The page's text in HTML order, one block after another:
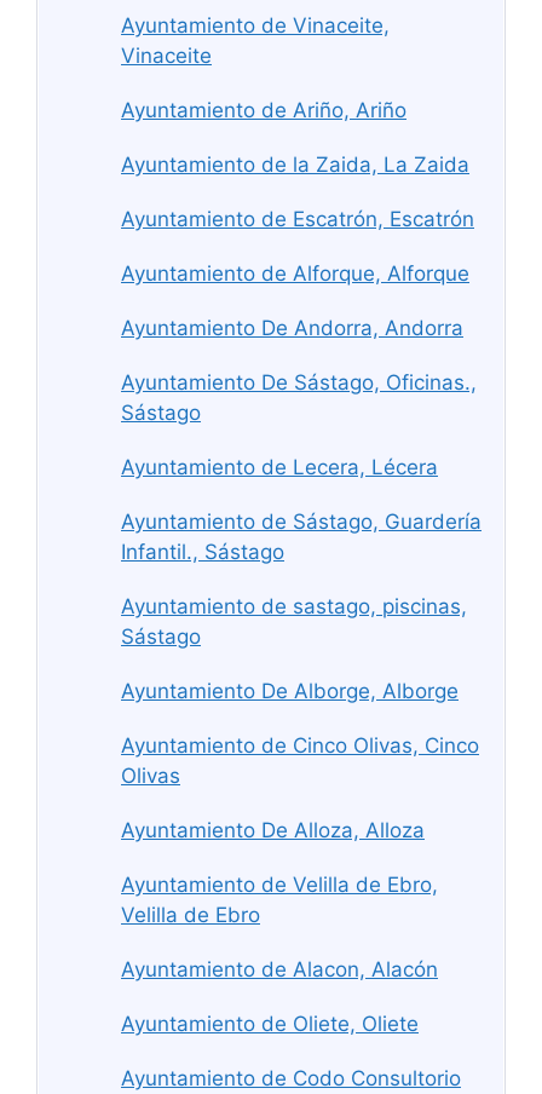
Ayuntamiento de Vinaceite,
Vinaceite
Ayuntamiento de Ariño, Ariño
Ayuntamiento de la Zaida, La Zaida
Ayuntamiento de Escatrón, Escatrón
Ayuntamiento de Alforque, Alforque
Ayuntamiento De Andorra, Andorra
Ayuntamiento De Sástago, Oficinas.,
Sástago
Ayuntamiento de Lecera, Lécera
Ayuntamiento de Sástago, Guardería
Infantil., Sástago
Ayuntamiento de sastago, piscinas,
Sástago
Ayuntamiento De Alborge, Alborge
Ayuntamiento de Cinco Olivas, Cinco
Olivas
Ayuntamiento De Alloza, Alloza
Ayuntamiento de Velilla de Ebro,
Velilla de Ebro
Ayuntamiento de Alacon, Alacón
Ayuntamiento de Oliete, Oliete
Ayuntamiento de Codo Consultorio